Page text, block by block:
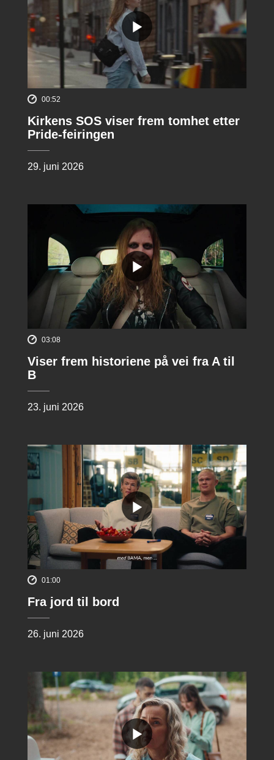
00:52
Kirkens SOS viser frem tomhet etter
Pride-feiringen
29. juni 2026
03:08
Viser frem historiene på vei fra A til
B
23. juni 2026
01:00
Fra jord til bord
26. juni 2026